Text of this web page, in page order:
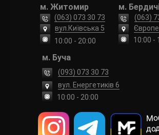
м. Житомир
вул.Київська 5
10:00 - 20:00
(063) 073 30 73
м.
10:00 -
(063)
м. Буча
вул. Енергетиків 6
(093) 073 30 73
10:00 - 20:00